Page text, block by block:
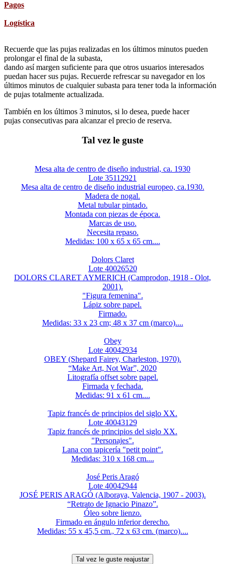
Pagos
Logística
Recuerde que las pujas realizadas en los últimos minutos pueden
prolongar el final de la subasta,
dando así margen suficiente para que otros usuarios interesados
puedan hacer sus pujas. Recuerde refrescar su navegador en los
últimos minutos de cualquier subasta para tener toda la información
de pujas totalmente actualizada.
También en los últimos 3 minutos, si lo desea, puede hacer
pujas consecutivas para alcanzar el precio de reserva.
Tal vez le guste
Mesa alta de centro de diseño industrial, ca. 1930
Lote 35112921
Mesa alta de centro de diseño industrial europeo, ca.1930.
Madera de nogal.
Metal tubular pintado.
Montada con piezas de época.
Marcas de uso.
Necesita repaso.
Medidas: 100 x 65 x 65 cm....
Dolors Claret
Lote 40026520
DOLORS CLARET AYMERICH (Camprodon, 1918 - Olot,
2001).
"Figura femenina".
Lápiz sobre papel.
Firmado.
Medidas: 33 x 23 cm; 48 x 37 cm (marco)....
Obey
Lote 40042934
OBEY (Shepard Fairey, Charleston, 1970).
“Make Art, Not War”, 2020
Litografía offset sobre papel.
Firmada y fechada.
Medidas: 91 x 61 cm....
Tapiz francés de principios del siglo XX.
Lote 40043129
Tapiz francés de principios del siglo XX.
"Personajes".
Lana con tapicería "petit point".
Medidas: 310 x 168 cm....
José Peris Aragó
Lote 40042944
JOSÉ PERIS ARAGÓ (Alboraya, Valencia, 1907 - 2003).
“Retrato de Ignacio Pinazo”.
Óleo sobre lienzo.
Firmado en ángulo inferior derecho.
Medidas: 55 x 45,5 cm., 72 x 63 cm. (marco)....